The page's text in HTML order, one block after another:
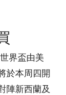
界盃由美
於本周四開
陣新西蘭及